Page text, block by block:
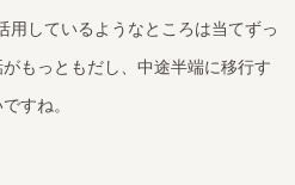
用しているようなところは当てずっ
もっともだし、中途半端に移行す
すね。